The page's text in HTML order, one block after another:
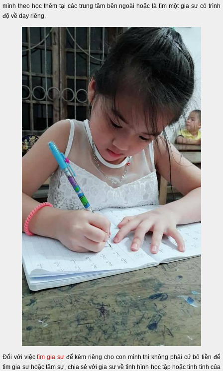
mình theo học thêm tại các trung tâm bên ngoài hoặc là tìm một gia sư có trình
độ về dạy riêng.
Đối với việctìm gia sưđể kèm riêng cho con mình thì không phải cứ bỏ tiền để
tìm gia sư hoặc tâm sự, chia sẻ với gia sư về tình hình học tập hoặc tính tình của